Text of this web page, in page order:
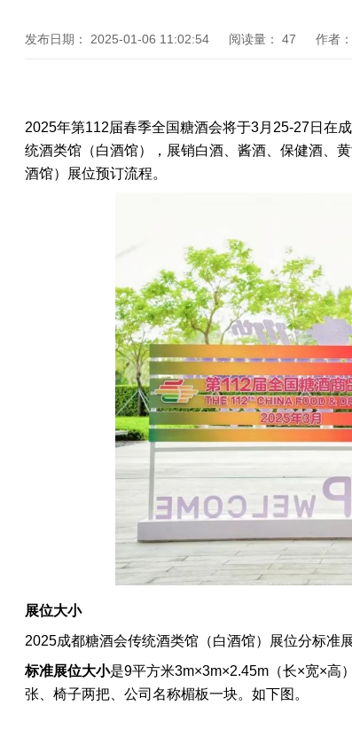
发布日期： 2025-01-06 11:02:54 阅读量： 47 作者：
2025年第112届春季全国糖酒会将于3月25-27日在
统酒类馆（白酒馆），展销白酒、酱酒、保健酒、
酒馆）
展位预订流程。
展位大小
2025成都糖酒会传统酒类馆（白酒馆）
展位分标准
标准展位大小是9平方米3m×3m×2.45m（长×宽×高
张、椅子两把、公司名称楣板一块。如下图。